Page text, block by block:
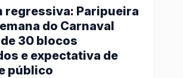
regressiva: Paripueira
do Carnaval
30 blocos
e expectativa de
público